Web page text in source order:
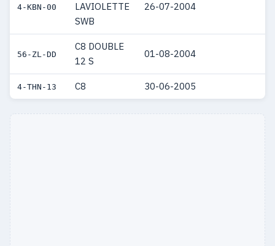
4-KBN-00
LAVIOLETTE
SWB
26-07-2004
56-ZL-DD
C8 DOUBLE
12 S
01-08-2004
4-THN-13 C8 30-06-2005